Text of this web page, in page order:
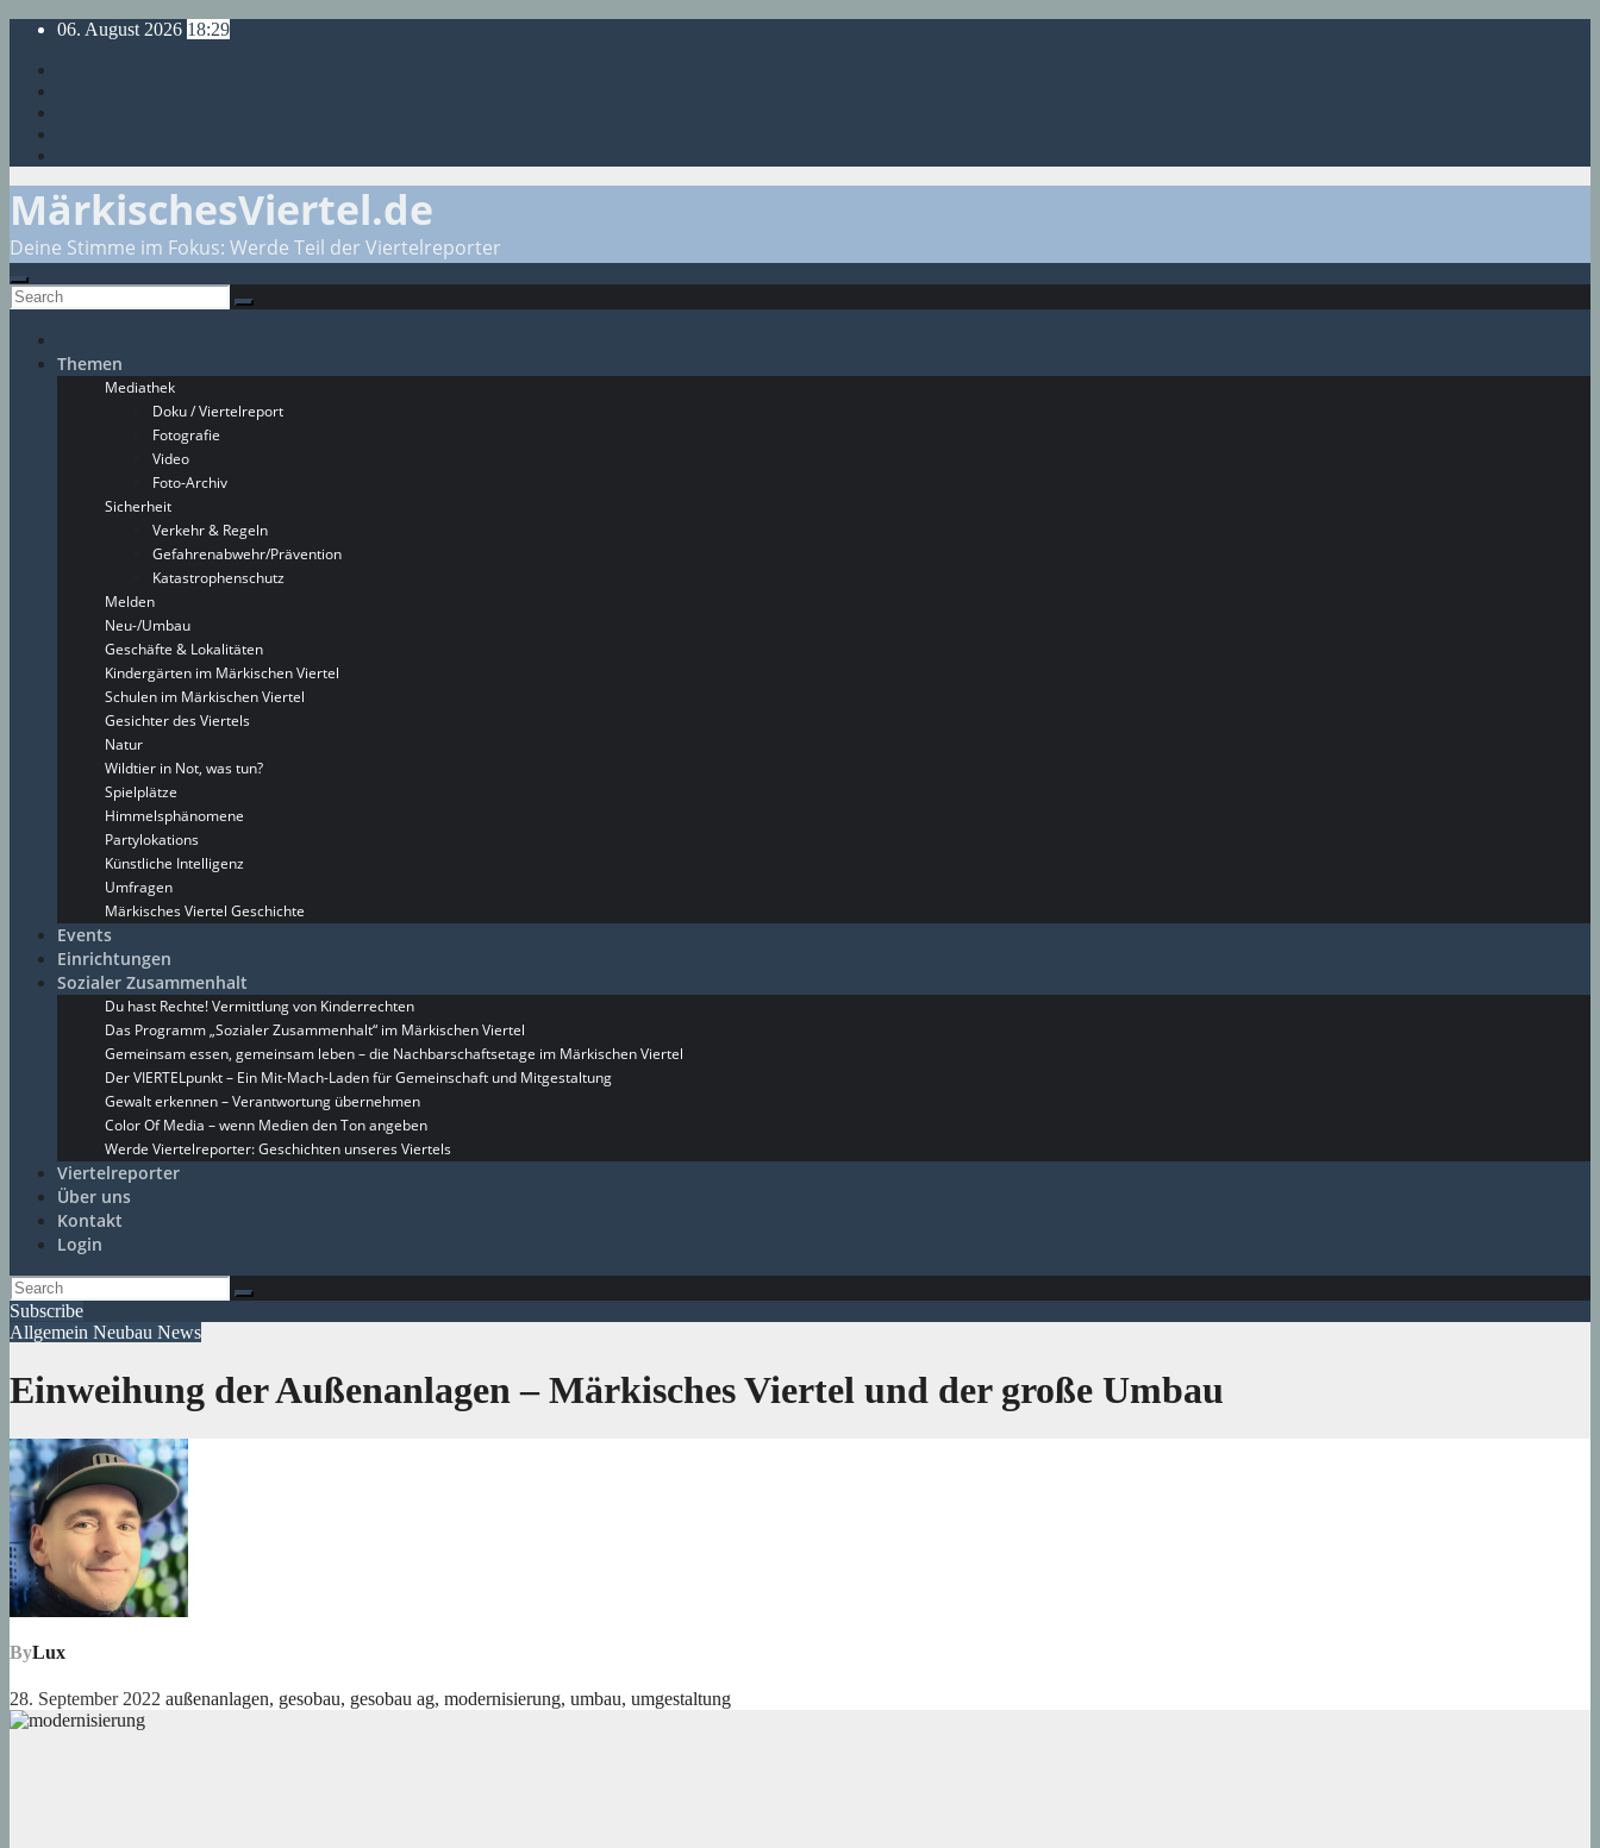
Skip
content
06. August 2026 18:29
MärkischesViertel.de
Deine Stimme im Fokus: Werde Teil der Viertelreporter
Themen
Mediathek
Doku / Viertelreport
Fotografie
Video
Foto-Archiv
Sicherheit
Verkehr & Regeln
Gefahrenabwehr/Prävention
Katastrophenschutz
Melden
Neu-/Umbau
Geschäfte & Lokalitäten
Kindergärten im Märkischen Viertel
Schulen im Märkischen Viertel
Gesichter des Viertels
Natur
Wildtier in Not, was tun?
Spielplätze
Himmelsphänomene
Partylokations
Künstliche Intelligenz
Umfragen
Märkisches Viertel Geschichte
Events
Einrichtungen
Sozialer Zusammenhalt
Du hast Rechte! Vermittlung von Kinderrechten
Das Programm „Sozialer Zusammenhalt“ im Märkischen Viertel
Gemeinsam essen, gemeinsam leben – die Nachbarschaftsetage im Märkischen Viertel
Der VIERTELpunkt – Ein Mit-Mach-Laden für Gemeinschaft und Mitgestaltung
Gewalt erkennen – Verantwortung übernehmen
Color Of Media – wenn Medien den Ton angeben
Werde Viertelreporter: Geschichten unseres Viertels
Viertelreporter
Über uns
Kontakt
Login
Subscribe
Allgemein Neubau News
Einweihung der Außenanlagen – Märkisches Viertel und der große Umbau
ByLux
28. September 2022 außenanlagen, gesobau, gesobau ag, modernisierung, umbau, umgestaltung